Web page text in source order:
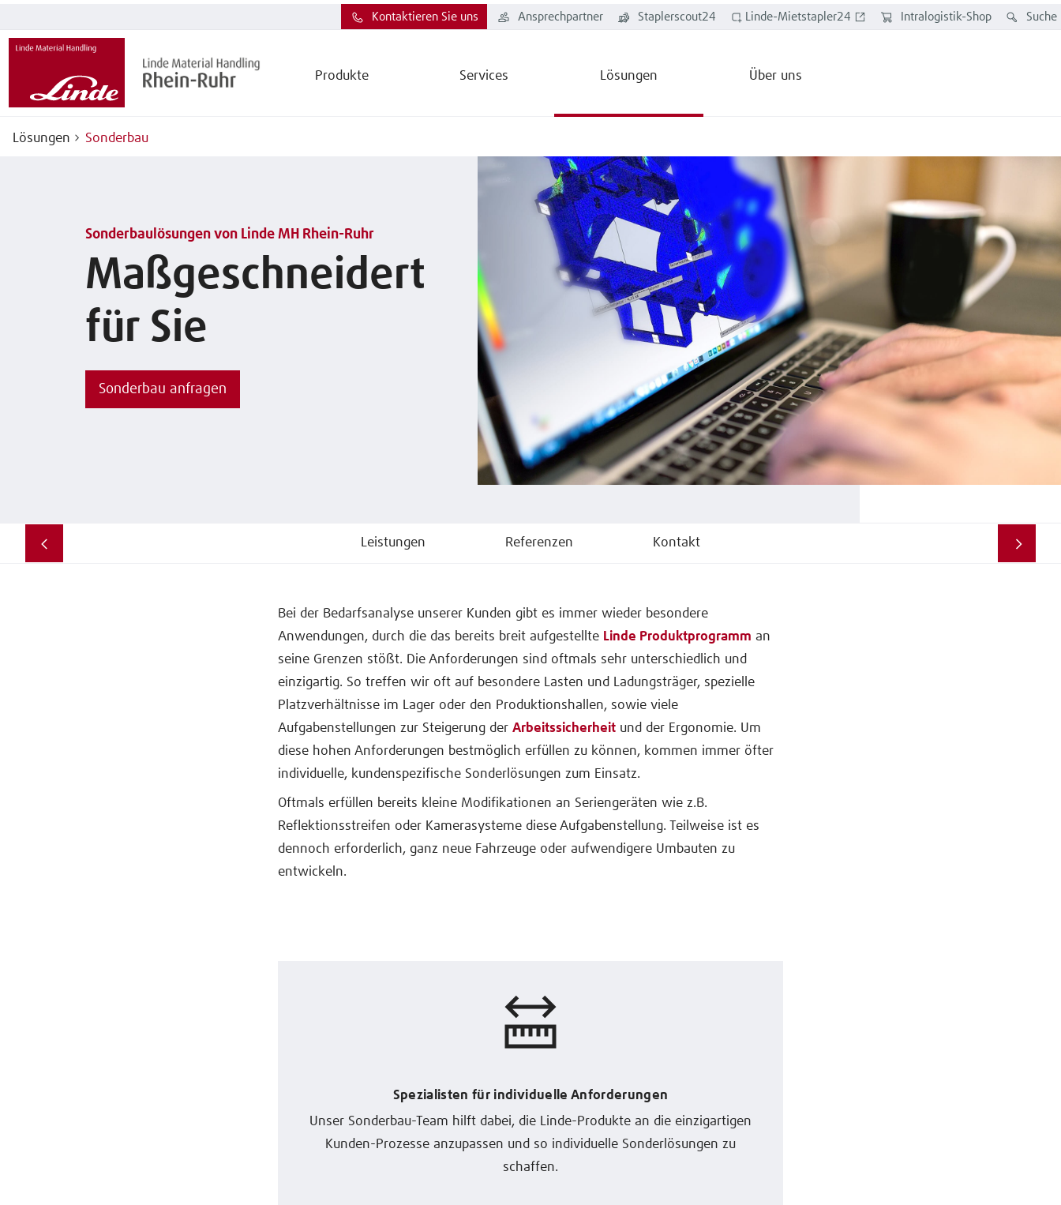
Produkte Services Lösungen Über uns
Suche
Intralogistik-Shop
Linde-Mietstapler24
Staplerscout24
Ansprechpartner
Kontaktieren Sie uns
Lösungen Sonderbau
Sonderbaulösungen von Linde MH Rhein-Ruhr
Maßgeschneidert
für Sie
Sonderbau anfragen
Leistungen Referenzen Kontakt
Bei der Bedarfsanalyse unserer Kunden gibt es immer wieder besondere
Anwendungen, durch die das bereits breit aufgestellte Linde Produktprogramm an
seine Grenzen stößt. Die Anforderungen sind oftmals sehr unterschiedlich und
einzigartig. So treffen wir oft auf besondere Lasten und Ladungsträger, spezielle
Platzverhältnisse im Lager oder den Produktionshallen, sowie viele
Aufgabenstellungen zur Steigerung der Arbeitssicherheit und der Ergonomie. Um
diese hohen Anforderungen bestmöglich erfüllen zu können, kommen immer öfter
individuelle, kundenspezifische Sonderlösungen zum Einsatz.
Oftmals erfüllen bereits kleine Modifikationen an Seriengeräten wie z.B.
Reflektionsstreifen oder Kamerasysteme diese Aufgabenstellung. Teilweise ist es
dennoch erforderlich, ganz neue Fahrzeuge oder aufwendigere Umbauten zu
entwickeln.
Spezialisten für individuelle Anforderungen
Unser Sonderbau-Team hilft dabei, die Linde-Produkte an die einzigartigen
Kunden-Prozesse anzupassen und so individuelle Sonderlösungen zu
schaffen.